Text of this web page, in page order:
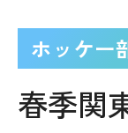
ホッケー
春季関